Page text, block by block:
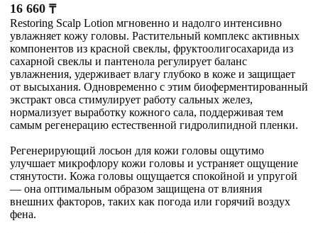
16 660 ₸
Restoring Scalp Lotion мгновенно и надолго интенсивно
увлажняет кожу головы. Растительный комплекс активных
компонентов из красной свеклы, фруктоолигосахарида из
сахарной свеклы и пантенола регулирует баланс
увлажнения, удерживает влагу глубоко в коже и защищает
от высыхания. Одновременно с этим биоферментированный
экстракт овса стимулирует работу сальных желез,
нормализует выработку кожного сала, поддерживая тем
самым регенерацию естественной гидролипидной пленки.
Регенерирующий лосьон для кожи головы ощутимо
улучшает микрофлору кожи головы и устраняет ощущение
стянутости. Кожа головы ощущается спокойной и упругой
— она оптимальным образом защищена от влияния
внешних факторов, таких как погода или горячий воздух
фена.